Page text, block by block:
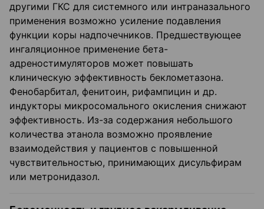
другими ГКС для системного или интраназального
применения возможно усиление подавления
функции коры надпочечников. Предшествующее
ингаляционное применение бета-
адреностимуляторов может повышать
клиническую эффективность беклометазона.
Фенобарбитал, фенитоин, рифампицин и др.
индукторы микросомального окисления снижают
эффективность. Из-за содержания небольшого
количества этанола возможно проявление
взаимодействия у пациентов с повышенной
чувствительностью, принимающих дисульфирам
или метронидазол.